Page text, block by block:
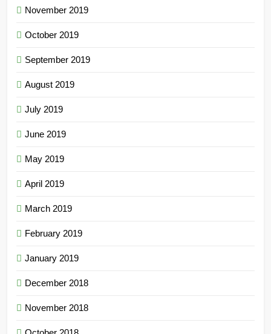
November 2019
October 2019
September 2019
August 2019
July 2019
June 2019
May 2019
April 2019
March 2019
February 2019
January 2019
December 2018
November 2018